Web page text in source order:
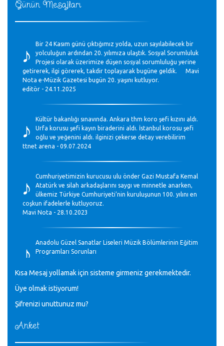
Günün Mesajları
♪
Bir 24 Kasım günü çıktığımız yolda, uzun sayılabilecek bir
yolculuğun ardından 20. yılımıza ulaştık. Sosyal Sorumluluk
Projesi olarak üzerimize düşen sosyal sorumluluğu yerine
getirerek, ilgi görerek, takdir toplayarak bugüne geldik. Mavi
Nota e-Müzik Gazetesi bugün 20. yaşını kutluyor.
editör - 24.11.2025
♪
Kültür bakanlığı sınavında. Ankara thm koro şefi kızını aldı.
Urfa korusu şefi kayın biraderini aldı. İstanbul korosu şefi
oğlu ve yeğenini aldı. ilginizi çekerse detay verebilirim
ttnet arena - 09.07.2024
♪
Cumhuriyetimizin kurucusu ulu önder Gazi Mustafa Kemal
Atatürk ve silah arkadaşlarını saygı ve minnetle anarken,
ülkemiz Türkiye Cumhuriyeti’nin kuruluşunun 100. yılını en
coşkun ifadelerle kutluyoruz.
Mavi Nota - 28.10.2023
♪
Anadolu Güzel Sanatlar Liseleri Müzik Bölümlerinin Eğitim
Programları Sorunları
♪
GEÇMİŞ OLSUN TÜRKİYE!
Mavi Nota - 07.02.2023
♪
30 yıl sonra karşılaşmak çok güzel Kurtuluş, teveccüh
Kısa Mesaj yollamak için sisteme girmeniz gerekmektedir.
Üye olmak istiyorum!
Şifrenizi unuttunuz mu?
Anket